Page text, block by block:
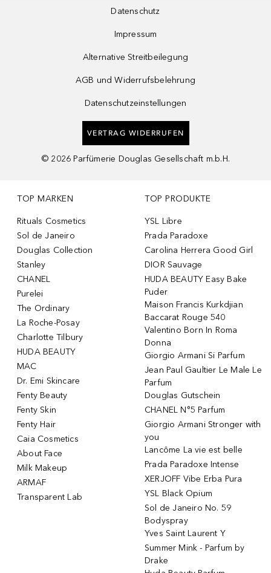
Datenschutz
Impressum
Alternative Streitbeilegung
AGB und Widerrufsbelehrung
Datenschutzeinstellungen
VERTRAG WIDERRUFEN
© 2026 Parfümerie Douglas Gesellschaft m.b.H.
TOP MARKEN
Rituals Cosmetics
Sol de Janeiro
Douglas Collection
Stanley
CHANEL
Purelei
The Ordinary
La Roche-Posay
Charlotte Tilbury
HUDA BEAUTY
MAC
Dr. Emi Skincare
Fenty Beauty
Fenty Skin
Fenty Hair
Caia Cosmetics
About Face
Milk Makeup
ARMAF
Transparent Lab
TOP PRODUKTE
YSL Libre
Prada Paradoxe
Carolina Herrera Good Girl
DIOR Sauvage
HUDA BEAUTY Easy Bake
Puder
Maison Francis Kurkdjian
Baccarat Rouge 540
Valentino Born In Roma
Donna
Giorgio Armani Si Parfum
Jean Paul Gaultier Le Male Le
Parfum
Douglas Gutschein
CHANEL N°5 Parfum
Giorgio Armani Stronger with
you
Lancôme La vie est belle
Prada Paradoxe Intense
XERJOFF Vibe Erba Pura
YSL Black Opium
Sol de Janeiro No. 59
Bodyspray
Yves Saint Laurent Y
Summer Mink - Parfum by
Drake